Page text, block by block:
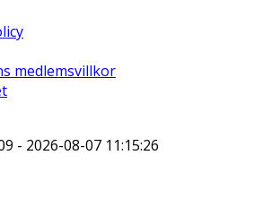
medlemsvillkor
- 2026-08-07 11:15:26